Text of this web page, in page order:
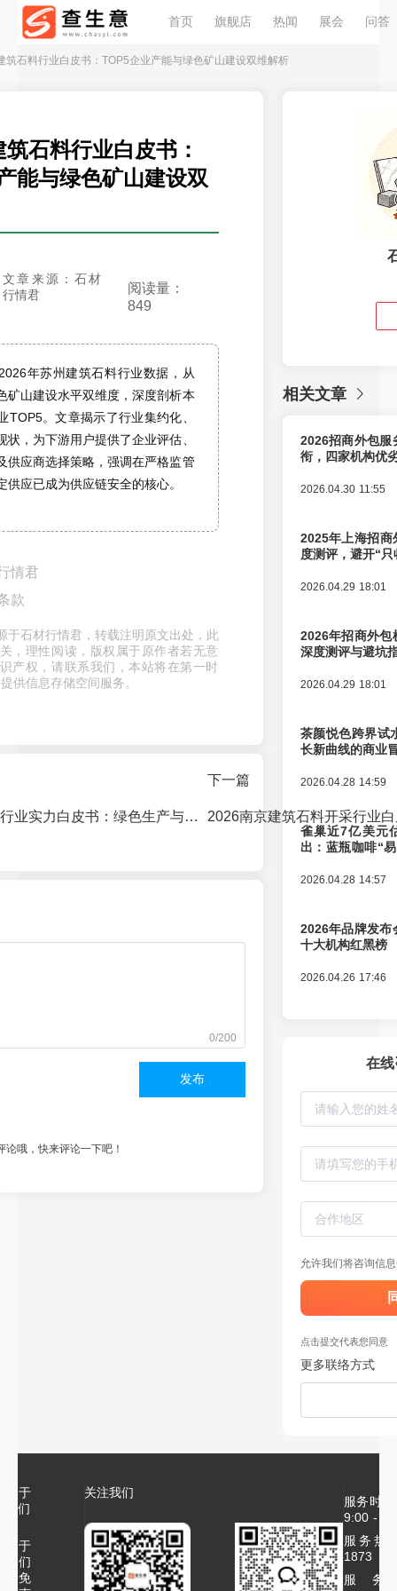
首页 旗舰店 热闻 展会 问答
筑石料行业白皮书：TOP5企业产能与绿色矿山建设双维解析
石料行业白皮书：
能与绿色矿山建设双
文章来源：石材
行情君
阅读量：
849
年苏州建筑石料行业数据，从
矿山建设水平双维度，深度剖析本
TOP5。文章揭示了行业集约化、
状，为下游用户提供了企业评估、
供应商选择策略，强调在严格监管
供应已成为供应链安全的核心。
情君
款
于石材行情君，转载注明原文出处，此
，理性阅读，版权属于原作者若无意
产权，请联系我们，本站将在第一时
供信息存储空间服务。
2026无锡砂石料行业实力白皮书：绿色生产与供应链韧性双维度深度解析
下一篇
0/200
发布
论哦，快来评论一下吧！
相关文章
2026招商外包服
衔，四家机构优
2026.04.30 11:55
2025年上海招
度测评，避开“
2026.04.29 18:01
2026年招商外包
深度测评与避坑
2026.04.29 18:01
茶颜悦色跨界试
长新曲线的商业
2026.04.28 14:59
雀巢近7亿美元
出：蓝瓶咖啡“
2026.04.28 14:57
2026年品牌发布
十大机构红黑榜
2026.04.26 17:46
在
允许我们将咨询信
点击提交代表您同意
更多联络方式
关于
我们
关于
我们
免
关注我们
服务时
9:00 -
服务热
1873
服